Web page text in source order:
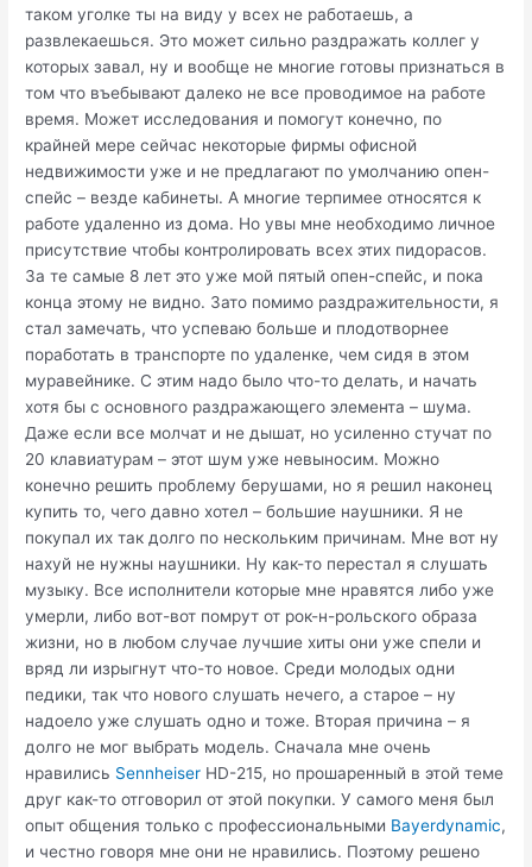
таком уголке ты на виду у всех не работаешь, а
развлекаешься. Это может сильно раздражать коллег у
которых завал, ну и вообще не многие готовы признаться в
том что въебывают далеко не все проводимое на работе
время. Может исследования и помогут конечно, по
крайней мере сейчас некоторые фирмы офисной
недвижимости уже и не предлагают по умолчанию опен-
спейс – везде кабинеты. А многие терпимее относятся к
работе удаленно из дома. Но увы мне необходимо личное
присутствие чтобы контролировать всех этих пидорасов.
За те самые 8 лет это уже мой пятый опен-спейс, и пока
конца этому не видно. Зато помимо раздражительности, я
стал замечать, что успеваю больше и плодотворнее
поработать в транспорте по удаленке, чем сидя в этом
муравейнике. С этим надо было что-то делать, и начать
хотя бы с основного раздражающего элемента – шума.
Даже если все молчат и не дышат, но усиленно стучат по
20 клавиатурам – этот шум уже невыносим. Можно
конечно решить проблему берушами, но я решил наконец
купить то, чего давно хотел – большие наушники. Я не
покупал их так долго по нескольким причинам. Мне вот ну
нахуй не нужны наушники. Ну как-то перестал я слушать
музыку. Все исполнители которые мне нравятся либо уже
умерли, либо вот-вот помрут от рок-н-рольского образа
жизни, но в любом случае лучшие хиты они уже спели и
вряд ли изрыгнут что-то новое. Среди молодых одни
педики, так что нового слушать нечего, а старое – ну
надоело уже слушать одно и тоже. Вторая причина – я
долго не мог выбрать модель. Сначала мне очень
нравились Sennheiser HD-215, но прошаренный в этой теме
друг как-то отговорил от этой покупки. У самого меня был
опыт общения только с профессиональными Bayerdynamic,
и честно говоря мне они не нравились. Поэтому решено